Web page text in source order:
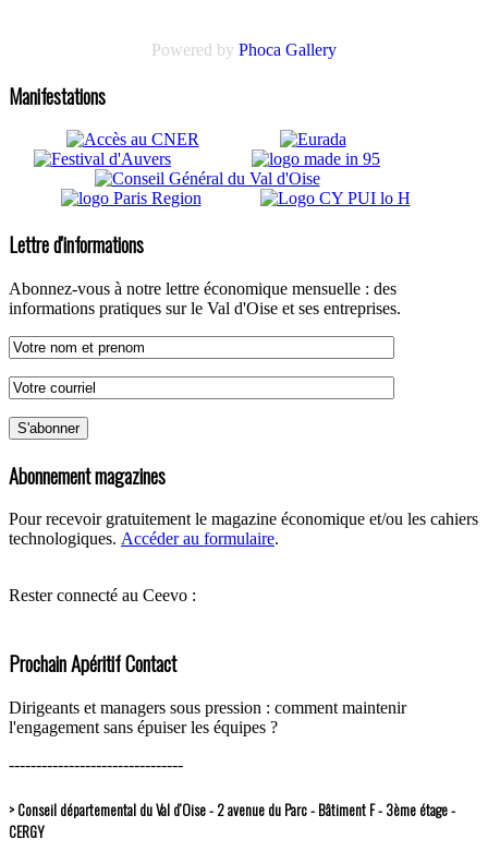
Powered by Phoca Gallery
Manifestations
Lettre d'informations
Abonnez-vous à notre lettre économique mensuelle : des
informations pratiques sur le Val d'Oise et ses entreprises.
Abonnement magazines
Pour recevoir gratuitement le magazine économique et/ou les cahiers
technologiques. Accéder au formulaire.
Rester connecté au Ceevo :
Prochain Apéritif Contact
Dirigeants et managers sous pression : comment maintenir
l'engagement sans épuiser les équipes ?
--------------------------------
> Conseil départemental du Val d’Oise - 2 avenue du Parc - Bâtiment F - 3ème étage -
CERGY